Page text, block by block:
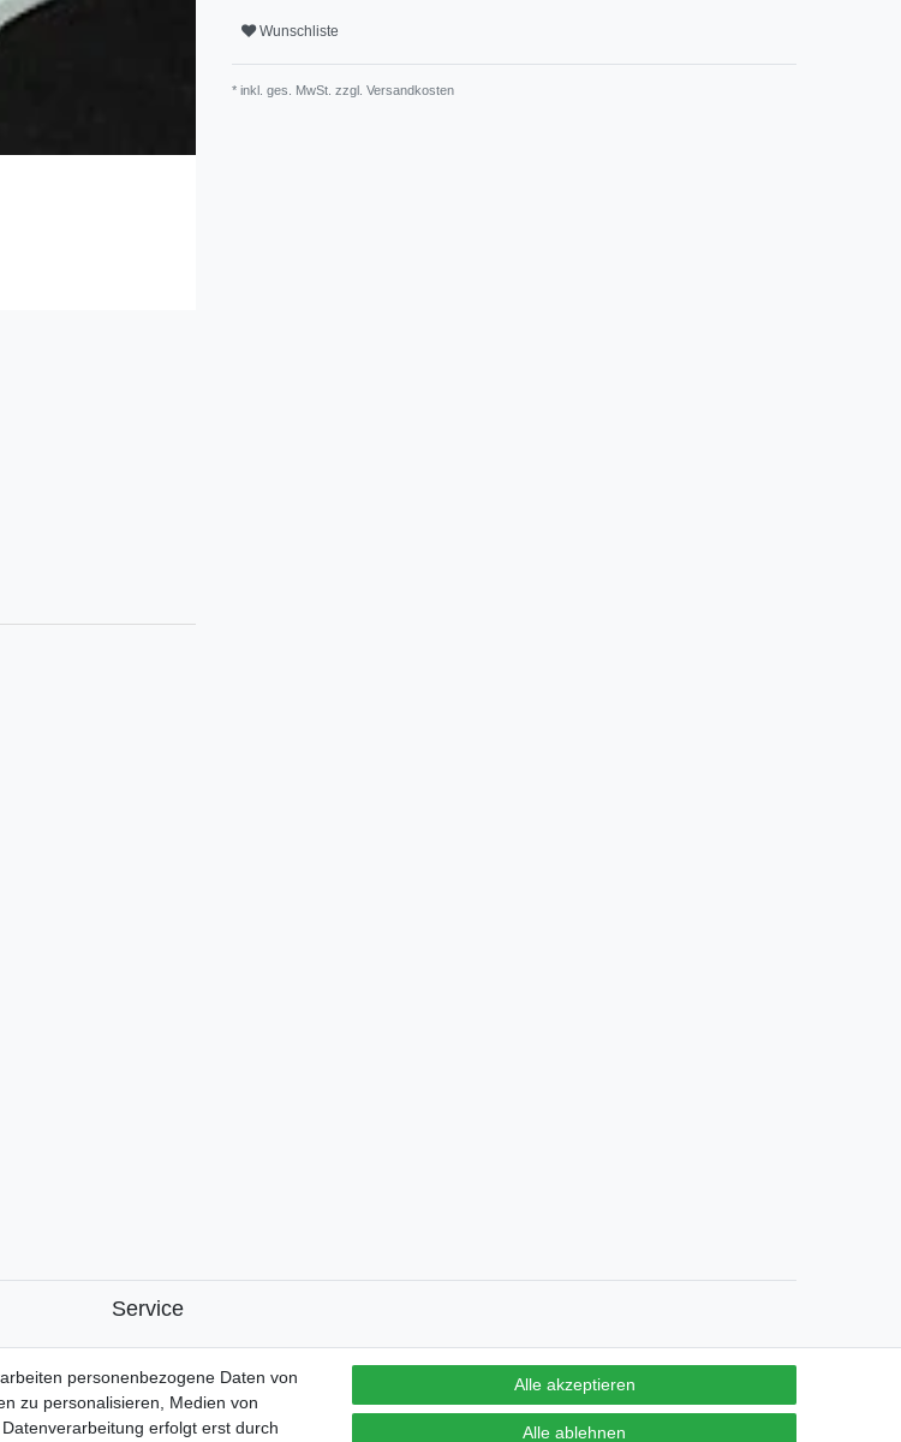
Wunschliste
* inkl. ges. MwSt. zzgl. Versandkosten
Service
personenbezogene Daten von
zu personalisieren, Medien von
erfolgt erst durch
Alle akzeptieren
Alle ablehnen